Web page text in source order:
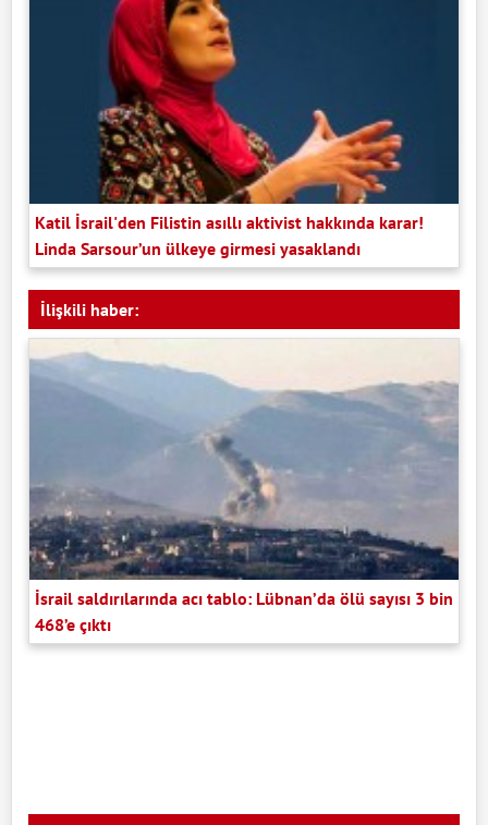
Katil İsrail'den Filistin asıllı aktivist hakkında karar!
Linda Sarsour’un ülkeye girmesi yasaklandı
İlişkili haber:
İsrail saldırılarında acı tablo: Lübnan’da ölü sayısı 3 bin
468’e çıktı